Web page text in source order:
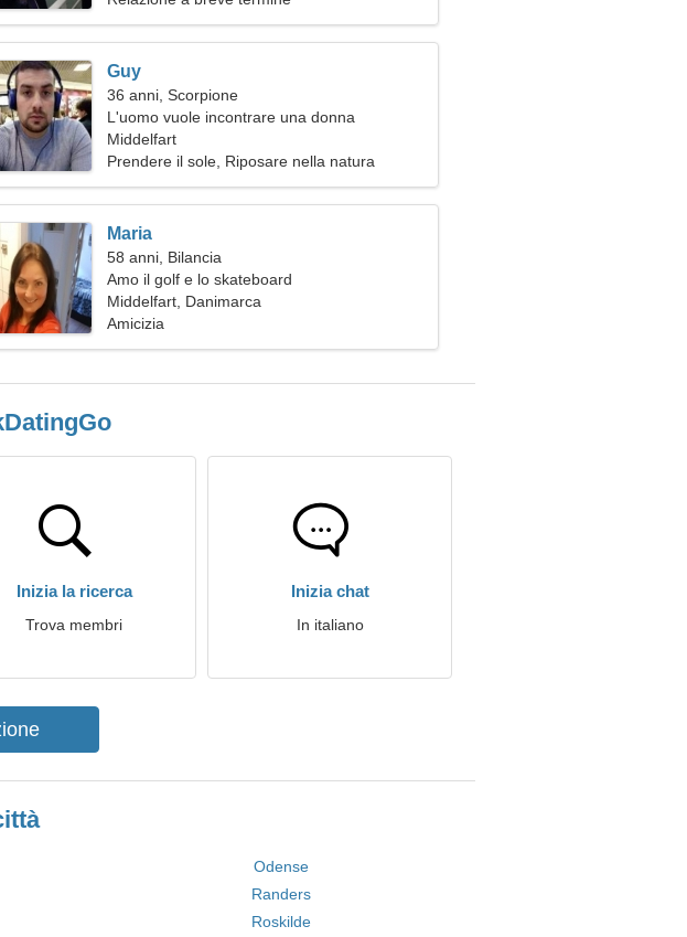
Guy
36 anni, Scorpione
L'uomo vuole incontrare una donna
Middelfart
Prendere il sole, Riposare nella natura
Maria
58 anni, Bilancia
Amo il golf e lo skateboard
Middelfart, Danimarca
Amicizia
Inizia la ricerca
Trova membri
Inizia chat
In italiano
Odense
Randers
Roskilde